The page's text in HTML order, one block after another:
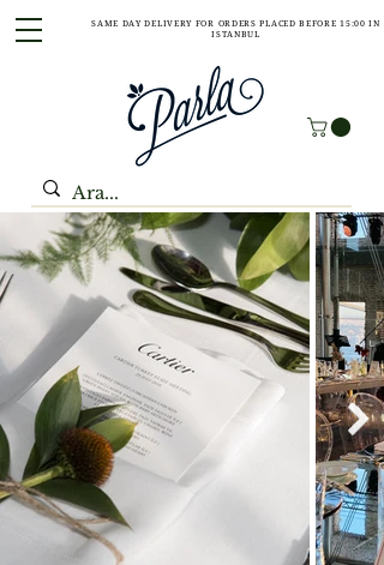
SAME DAY DELIVERY FOR ORDERS PLACED BEFORE 15:00 IN
ISTANBUL